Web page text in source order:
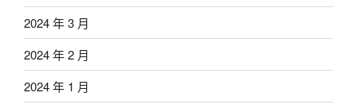
2024 年 3 月
2024 年 2 月
2024 年 1 月